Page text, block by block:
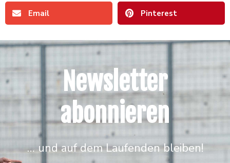
Email Pinterest
Newsletter
abonnieren
… und auf dem Laufenden bleiben!